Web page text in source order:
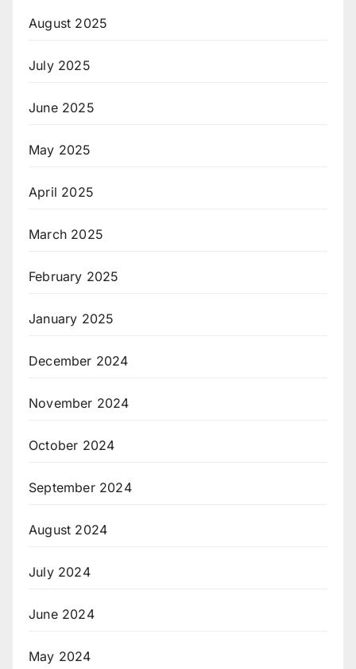
August 2025
July 2025
June 2025
May 2025
April 2025
March 2025
February 2025
January 2025
December 2024
November 2024
October 2024
September 2024
August 2024
July 2024
June 2024
May 2024